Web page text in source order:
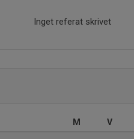
Inget referat skrivet
M V